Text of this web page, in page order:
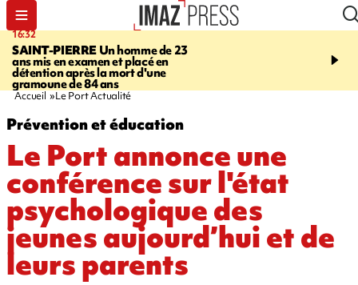
16:32
SAINT-PIERREUn homme de 23
ans mis en examen et placé en
détention après la mort d'une
gramoune de 84 ans
21:08
et Turquie scellent un
Accueil Le Port Actualité
Prévention et éducation
Le Port annonce une
conférence sur l'état
psychologique des
jeunes aujourd’hui et de
leurs parents